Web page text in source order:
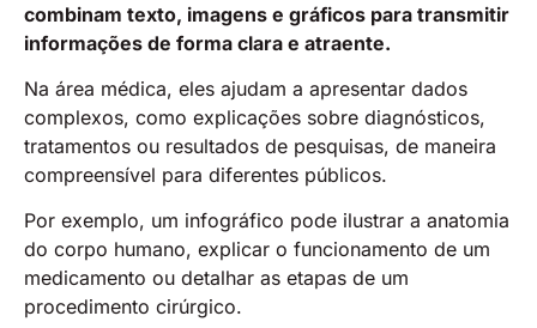
combinam texto, imagens e gráficos para transmitir
informações de forma clara e atraente.
Na área médica, eles ajudam a apresentar dados
complexos, como explicações sobre diagnósticos,
tratamentos ou resultados de pesquisas, de maneira
compreensível para diferentes públicos.
Por exemplo, um infográfico pode ilustrar a anatomia
do corpo humano, explicar o funcionamento de um
medicamento ou detalhar as etapas de um
procedimento cirúrgico.